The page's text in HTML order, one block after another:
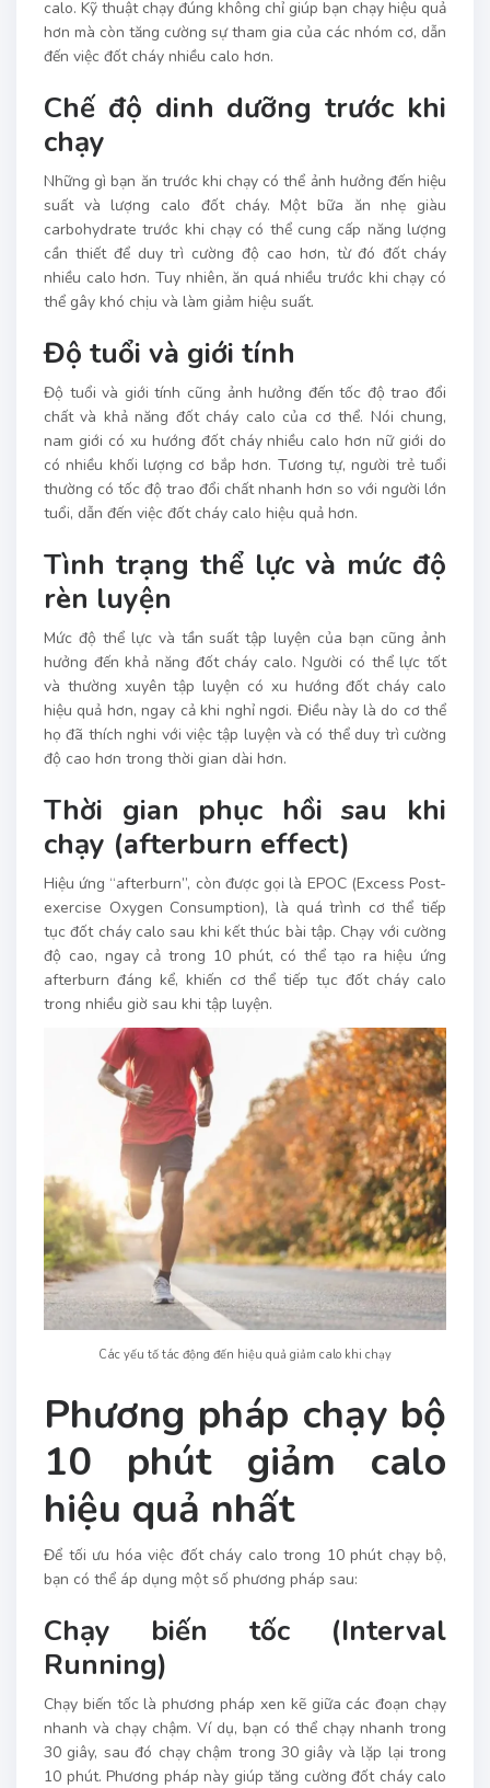
calo. Kỹ thuật chạy đúng không chỉ giúp bạn chạy hiệu quả
hơn mà còn tăng cường sự tham gia của các nhóm cơ, dẫn
đến việc đốt cháy nhiều calo hơn.
Chế độ dinh dưỡng trước khi
chạy
Những gì bạn ăn trước khi chạy có thể ảnh hưởng đến hiệu
suất và lượng calo đốt cháy. Một bữa ăn nhẹ giàu
carbohydrate trước khi chạy có thể cung cấp năng lượng
cần thiết để duy trì cường độ cao hơn, từ đó đốt cháy
nhiều calo hơn. Tuy nhiên, ăn quá nhiều trước khi chạy có
thể gây khó chịu và làm giảm hiệu suất.
Độ tuổi và giới tính
Độ tuổi và giới tính cũng ảnh hưởng đến tốc độ trao đổi
chất và khả năng đốt cháy calo của cơ thể. Nói chung,
nam giới có xu hướng đốt cháy nhiều calo hơn nữ giới do
có nhiều khối lượng cơ bắp hơn. Tương tự, người trẻ tuổi
thường có tốc độ trao đổi chất nhanh hơn so với người lớn
tuổi, dẫn đến việc đốt cháy calo hiệu quả hơn.
Tình trạng thể lực và mức độ
rèn luyện
Mức độ thể lực và tần suất tập luyện của bạn cũng ảnh
hưởng đến khả năng đốt cháy calo. Người có thể lực tốt
và thường xuyên tập luyện có xu hướng đốt cháy calo
hiệu quả hơn, ngay cả khi nghỉ ngơi. Điều này là do cơ thể
họ đã thích nghi với việc tập luyện và có thể duy trì cường
độ cao hơn trong thời gian dài hơn.
Thời gian phục hồi sau khi
chạy (afterburn effect)
Hiệu ứng “afterburn”, còn được gọi là EPOC (Excess Post-
exercise Oxygen Consumption), là quá trình cơ thể tiếp
tục đốt cháy calo sau khi kết thúc bài tập. Chạy với cường
độ cao, ngay cả trong 10 phút, có thể tạo ra hiệu ứng
afterburn đáng kể, khiến cơ thể tiếp tục đốt cháy calo
trong nhiều giờ sau khi tập luyện.
Các yếu tố tác động đến hiệu quả giảm calo khi chạy
Phương pháp chạy bộ
10 phút giảm calo
hiệu quả nhất
Để tối ưu hóa việc đốt cháy calo trong 10 phút chạy bộ,
bạn có thể áp dụng một số phương pháp sau:
Chạy biến tốc (Interval
Running)
Chạy biến tốc là phương pháp xen kẽ giữa các đoạn chạy
nhanh và chạy chậm. Ví dụ, bạn có thể chạy nhanh trong
30 giây, sau đó chạy chậm trong 30 giây và lặp lại trong
10 phút. Phương pháp này giúp tăng cường đốt cháy calo